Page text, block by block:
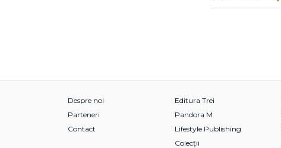
Despre noi
Parteneri
Contact
Editura Trei
Pandora M
Lifestyle Publishing
Colecții